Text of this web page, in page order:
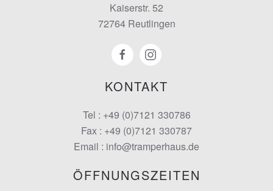
KONTAKT
Tel : +49 (0)7121 330786
Fax : +49 (0)7121 330787
Email : info@tramperhaus.de
Kaiserstr. 52
72764 Reutlingen
ÖFFNUNGSZEITEN